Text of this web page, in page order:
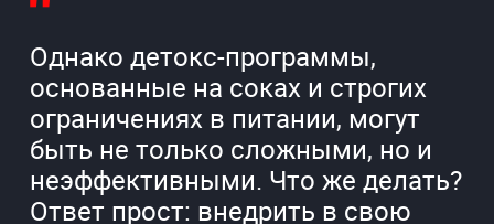
Однако детокс-программы,
основанные на соках и строгих
ограничениях в питании, могут
быть не только сложными, но и
неэффективными. Что же делать?
Ответ прост: внедрить в свою